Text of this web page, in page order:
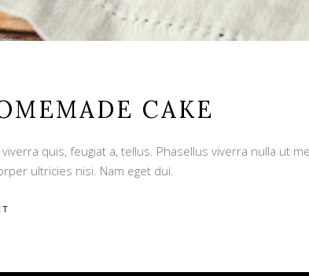
CAKE
quis, feugiat a, tellus. Phasellus viverra nulla ut
ultricies nisi. Nam eget dui.